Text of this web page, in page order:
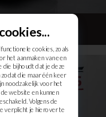
cookies, zoals
het aanmaken van een
die bijhoudt dat je deze
die maar één keer
noodzakelijk voor het
website en kunnen
Volgens de
verplicht je hierover te